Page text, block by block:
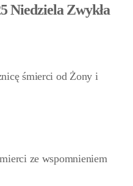
Niedziela Zwykła
śmierci od Żony i
ze wspomnieniem